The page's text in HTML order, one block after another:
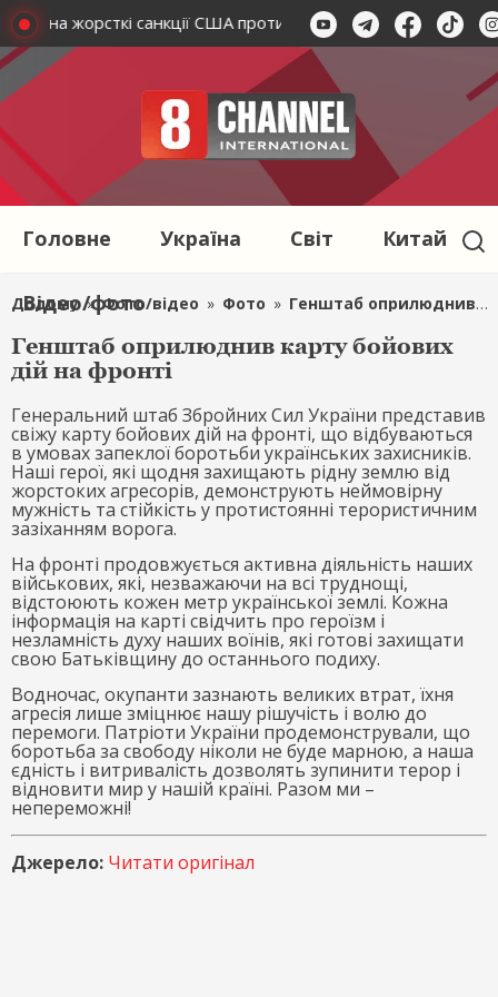
на жорсткі санкції США проти окупантів
Головне Україна Світ Китай
Відео/фото
Додому » Фото/відео » Фото » Генштаб оприлюднив карту бойових дій на фронті
Генштаб оприлюднив карту бойових
дій на фронті
Генеральний штаб Збройних Сил України представив
свіжу карту бойових дій на фронті, що відбуваються
в умовах запеклої боротьби українських захисників.
Наші герої, які щодня захищають рідну землю від
жорстоких агресорів, демонструють неймовірну
мужність та стійкість у протистоянні терористичним
зазіханням ворога.
На фронті продовжується активна діяльність наших
військових, які, незважаючи на всі труднощі,
відстоюють кожен метр української землі. Кожна
інформація на карті свідчить про героїзм і
незламність духу наших воїнів, які готові захищати
свою Батьківщину до останнього подиху.
Водночас, окупанти зазнають великих втрат, їхня
агресія лише зміцнює нашу рішучість і волю до
перемоги. Патріоти України продемонстрували, що
боротьба за свободу ніколи не буде марною, а наша
єдність і витривалість дозволять зупинити терор і
відновити мир у нашій країні. Разом ми –
непереможні!
Джерело: Читати оригінал